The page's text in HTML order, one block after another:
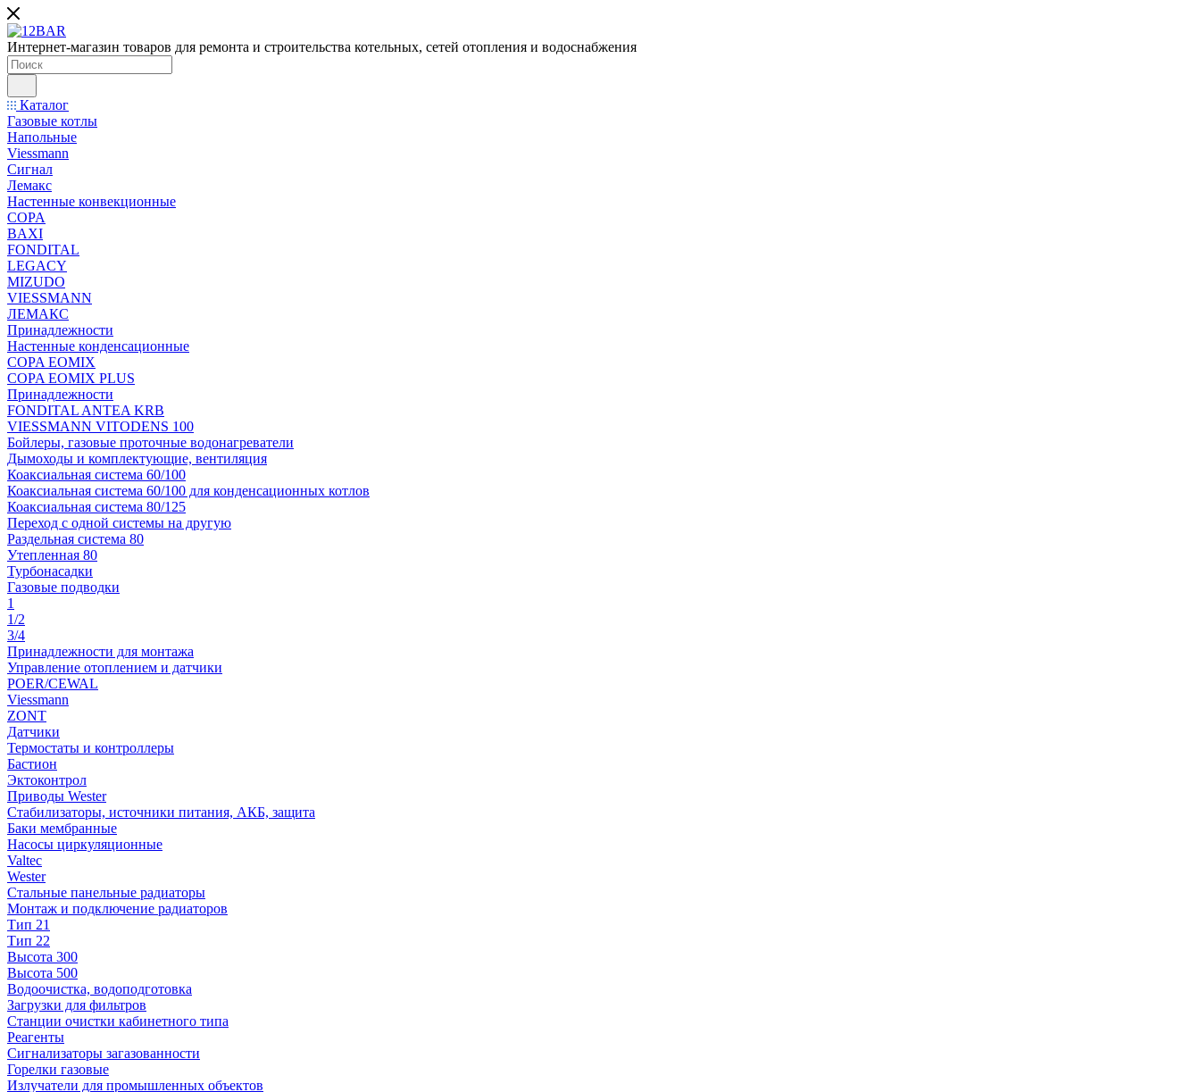
Интернет-магазин товаров для ремонта и строительства котельных, сетей отопления и водоснабжения
Каталог
Газовые котлы
Напольные
Viessmann
Сигнал
Лемакс
Настенные конвекционные
COPA
BAXI
FONDITAL
LEGACY
MIZUDO
VIESSMANN
ЛЕМАКС
Принадлежности
Настенные конденсационные
COPA EOMIX
COPA EOMIX PLUS
Принадлежности
FONDITAL ANTEA KRB
VIESSMANN VITODENS 100
Бойлеры, газовые проточные водонагреватели
Дымоходы и комплектующие, вентиляция
Коаксиальная система 60/100
Коаксиальная система 60/100 для конденсационных котлов
Коаксиальная система 80/125
Переход с одной системы на другую
Раздельная система 80
Утепленная 80
Турбонасадки
Газовые подводки
1
1/2
3/4
Принадлежности для монтажа
Управление отоплением и датчики
POER/CEWAL
Viessmann
ZONT
Датчики
Термостаты и контроллеры
Бастион
Эктоконтрол
Приводы Wester
Стабилизаторы, источники питания, АКБ, защита
Баки мембранные
Насосы циркуляционные
Valtec
Wester
Стальные панельные радиаторы
Монтаж и подключение радиаторов
Тип 21
Тип 22
Высота 300
Высота 500
Водоочистка, водоподготовка
Загрузки для фильтров
Станции очистки кабинетного типа
Реагенты
Сигнализаторы загазованности
Горелки газовые
Излучатели для промышленных объектов